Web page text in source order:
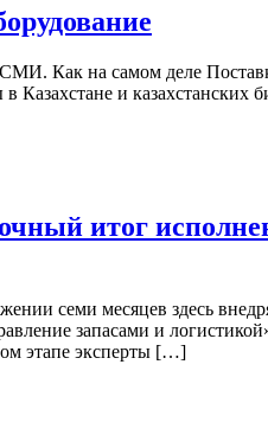
Как на самом деле
и казахстанских
итог
семи месяцев здесь
запасами и
этапе эксперты […]